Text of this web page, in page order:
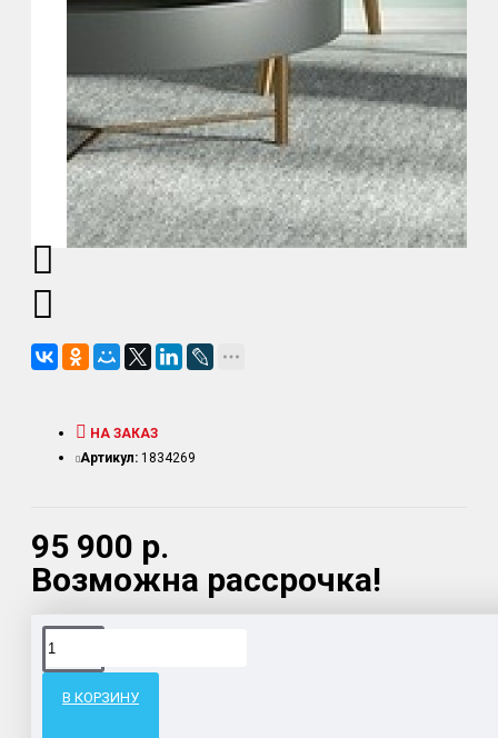
95 900 р.
Возможна рассрочка!
НА ЗАКАЗ
Артикул: 1834269
В КОРЗИНУ
Доставка товара по всему Таможенному союзу.